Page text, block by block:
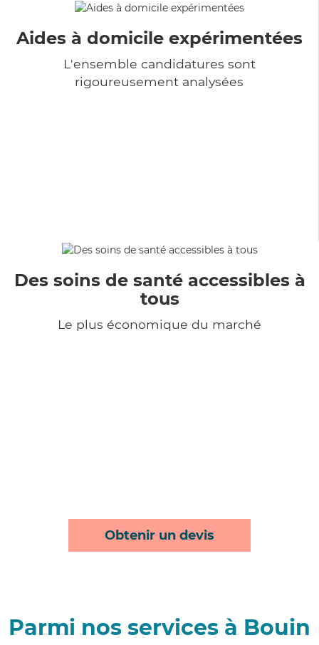
Aides à domicile expérimentées
L'ensemble candidatures sont
rigoureusement analysées
Des soins de santé accessibles à
tous
Le plus économique du marché
Obtenir un devis
Parmi nos services à Bouin